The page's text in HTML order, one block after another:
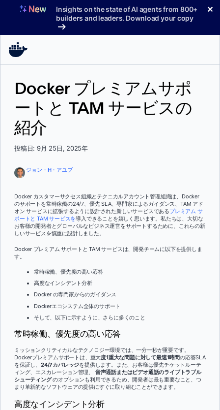
へ
Insights on the state of AI agents from 800+
builders and leaders. Download your copy
✕
Docker プレミアムサポ
ートと TAM サービスの
紹介
投稿日: 9月 25日, 2025年
ジョン・H・アユブ
Docker カスタマーサクセス組織とテクニカルアカウント管理組織は、Docker
のサポートを常時稼働の24/7、優先 SLA、専門家によるガイダンス、TAM アド
オン サービスに拡張するように設計された新しいサービスであるプレミアム サ
ポートと TAM サービスを導入できることを嬉しく思います。私たちは、大切な
お客様の開発者とグローバルなビジネス運営をサポートするために、これらの新
しいサービスを慎重に設計しました。
Docker プレミアム サポートと TAM サービスは、開発チームに以下を提供しま
す。
常時稼働、優先度の高い応答
高度なインシデント分析
Docker の専門家からのガイダンス
Dockerエコシステム全体のサポート
そして、以下に示すように、さらに多くのこと
常時稼働、優先度の高い応答
ミッションクリティカルなテクノロジー環境では、一分一秒が重要です。
Dockerプレミアムサポートは、重大度1重大な問題に対して最速1時間の応答SLA
を保証し、 24/7カバレッジを提供します。また、お客様は優先チケットルーテ
ィング、エスカレーション管理、 音声通話またはビデオ通話のライブトラブル
シューティングのオプションも利用できるため、開発者は最も重要なこと、つ
まり革新的なソフトウェアの提供にすぐに取り組むことができます。
高度なインシデント分析